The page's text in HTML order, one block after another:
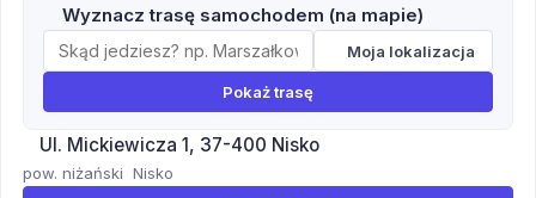
Wyznacz trasę samochodem (na mapie)
Moja lokalizacja
Pokaż trasę
Ul. Mickiewicza 1, 37-400 Nisko
pow. niżański Nisko